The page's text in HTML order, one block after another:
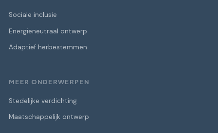
Sociale inclusie
Energieneutraal ontwerp
Adaptief herbestemmen
MEER ONDERWERPEN
Stedelijke verdichting
Maatschappelijk ontwerp